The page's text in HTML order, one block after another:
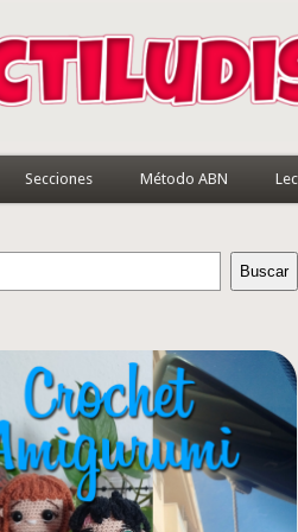
Secciones Método ABN
Buscar